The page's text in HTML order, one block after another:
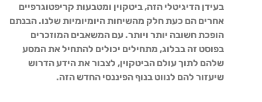
בעידן הדיגיטלי הזה, ביטקוין ומטבעות קריפטוגרפיים
אחרים הם כעת חלק מהשיחות היומיומיות שלנו. הבנתם
הופכת חשובה יותר ויותר. עם המשאבים המוזכרים
בפוסט זה בבלוג, מתחילים יכולים להתחיל את המסע
שלהם לתוך עולם הביטקוין, לצבור את הידע הדרוש
שיעזור להם לנווט בנוף הפיננסי החדש הזה.